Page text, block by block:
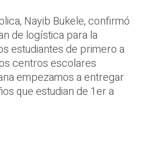
Nayib Bukele, confirmó
de logística para la
estudiantes de primero a
centros escolares
empezamos a entregar
que estudian de 1er a